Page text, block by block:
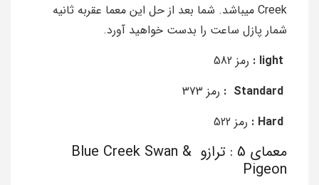
Creek میباشد. شما بعد از حل این معما عقربه ثانیه
شمار پازل ساعت را بدست خواهید آورد.
رمز 582
رمز 373
رمز 522
معمای 5 : ترازو Blue Creek Swan &
Pigeon